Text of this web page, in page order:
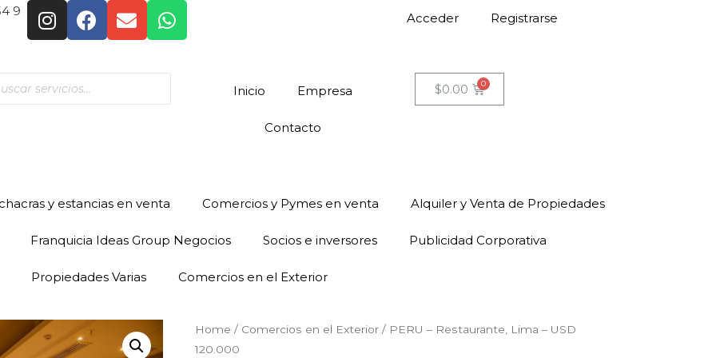
9 Acceder Registrarse
Inicio Empresa
Contacto
$0.00
y estancias en venta Comercios y Pymes en venta Alquiler y Venta de Propiedades
Franquicia Ideas Group Negocios Socios e inversores Publicidad Corporativa
Propiedades Varias Comercios en el Exterior
Home / Comercios en el Exterior / PERU – Restaurante, Lima – USD
120.000